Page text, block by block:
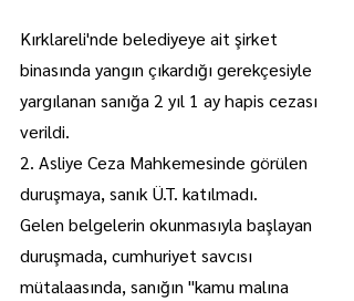
Kırklareli'nde belediyeye ait şirket
binasında yangın çıkardığı gerekçesiyle
yargılanan sanığa 2 yıl 1 ay hapis cezası
verildi.
2. Asliye Ceza Mahkemesinde görülen
duruşmaya, sanık Ü.T. katılmadı.
Gelen belgelerin okunmasıyla başlayan
duruşmada, cumhuriyet savcısı
mütalaasında, sanığın "kamu malına